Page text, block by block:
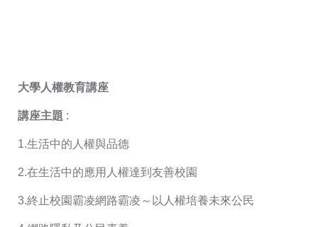
大學人權教育講座
講座主題 :
1.生活中的人權與品德
2.在生活中的應用人權達到友善校園
3.終止校園霸凌網路霸凌～以人權培養未來公民